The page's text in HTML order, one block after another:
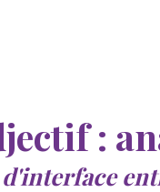
:
d'interface